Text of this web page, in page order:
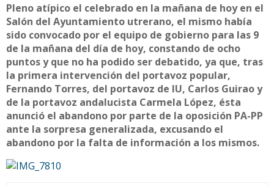
Pleno atípico el celebrado en la mañana de hoy en el
Salón del Ayuntamiento utrerano, el mismo había
sido convocado por el equipo de gobierno para las 9
de la mañana del día de hoy, constando de ocho
puntos y que no ha podido ser debatido, ya que, tras
la primera intervención del portavoz popular,
Fernando Torres, del portavoz de IU, Carlos Guirao y
de la portavoz andalucista Carmela López, ésta
anunció el abandono por parte de la oposición PA-PP
ante la sorpresa generalizada, excusando el
abandono por la falta de información a los mismos.